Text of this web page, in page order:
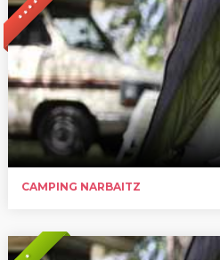
* * * *
CAMPING NARBAITZ
*